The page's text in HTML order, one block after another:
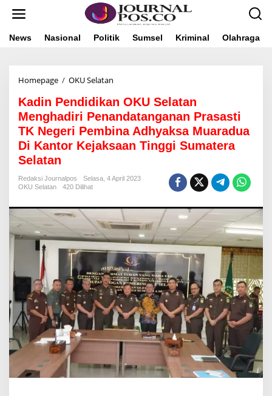
News Nasional Politik Sumsel Kriminal Olahraga
Homepage / OKU Selatan
d
i
n
P
e
i
k
a
n
O
K
U
S
e
l
a
t
a
n
M
e
n
Kadin Pendidikan OKU Selatan
Menghadiri Penandatanganan Prasasti
TK Negeri Pembina Adhyaksa Muaradua
Di Kantor Kejaksaan Tinggi Sumatera
Selatan
Redaksi Journalpos
Selasa, 4 April 2023
OKU Selatan
420 Dilihat